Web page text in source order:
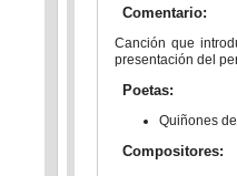
Comentario:
Canción que
presentación del
Poetas:
Quiñones
Compositores: